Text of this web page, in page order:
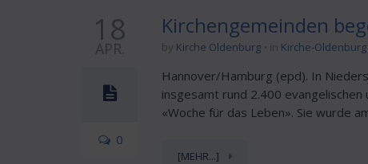
18
APR.
0
Kirchengemeinden
by Kirche Oldenburg in Kirche-Oldenburg
Hannover/Hamburg (epd). In
insgesamt rund 2.400
«Woche für das Leben». Sie wurde
[MEHR...]